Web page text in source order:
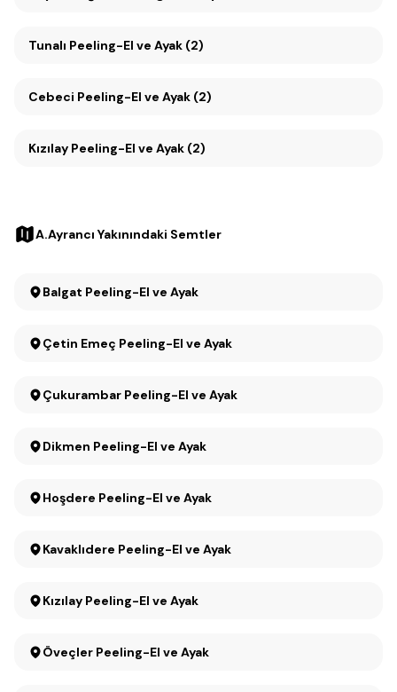
Tunalı Peeling-El ve Ayak (2)
Cebeci Peeling-El ve Ayak (2)
Kızılay Peeling-El ve Ayak (2)
A.Ayrancı Yakınındaki Semtler
Balgat Peeling-El ve Ayak
Çetin Emeç Peeling-El ve Ayak
Çukurambar Peeling-El ve Ayak
Dikmen Peeling-El ve Ayak
Hoşdere Peeling-El ve Ayak
Kavaklıdere Peeling-El ve Ayak
Kızılay Peeling-El ve Ayak
Öveçler Peeling-El ve Ayak